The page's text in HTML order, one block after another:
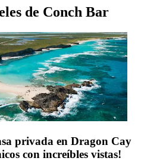
de Conch Bar
privada en Dragon Cay
con increíbles vistas!